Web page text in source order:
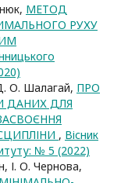
МЕТОД
РУХУ
О. Шалагай, ПРО
ДАНИХ ДЛЯ
, Вісник
№ 5 (2022)
І. О. Чернова,